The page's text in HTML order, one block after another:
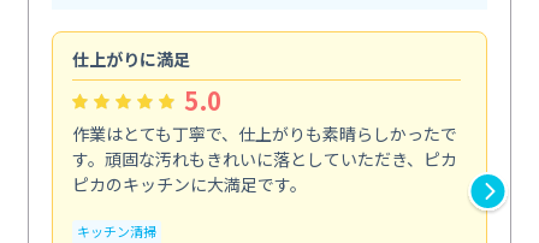
仕上がりに満足
5.0
作業はとても丁寧で、仕上がりも素晴らしかったで
す。頑固な汚れもきれいに落としていただき、ピカ
ピカのキッチンに大満足です。
キッチン清掃